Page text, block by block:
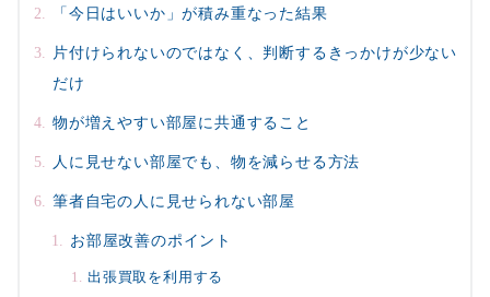
「今日はいいか」が積み重なった結果
片付けられないのではなく、判断するきっかけが少ない
だけ
物が増えやすい部屋に共通すること
人に見せない部屋でも、物を減らせる方法
筆者自宅の人に見せられない部屋
お部屋改善のポイント
出張買取を利用する